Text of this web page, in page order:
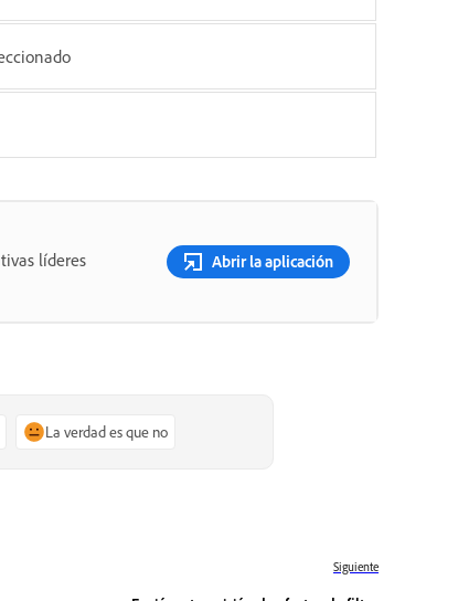
líderes
Abrir la aplicación
La verdad es que no
Siguiente